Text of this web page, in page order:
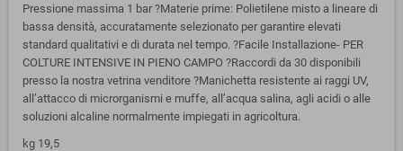
Pressione massima 1 bar ?Materie prime: Polietilene misto a lineare di
bassa densità, accuratamente selezionato per garantire elevati
standard qualitativi e di durata nel tempo. ?Facile Installazione- PER
COLTURE INTENSIVE IN PIENO CAMPO ?Raccordi da 30 disponibili
presso la nostra vetrina venditore ?Manichetta resistente ai raggi UV,
all’attacco di microrganismi e muffe, all’acqua salina, agli acidi o alle
soluzioni alcaline normalmente impiegati in agricoltura.
kg 19,5